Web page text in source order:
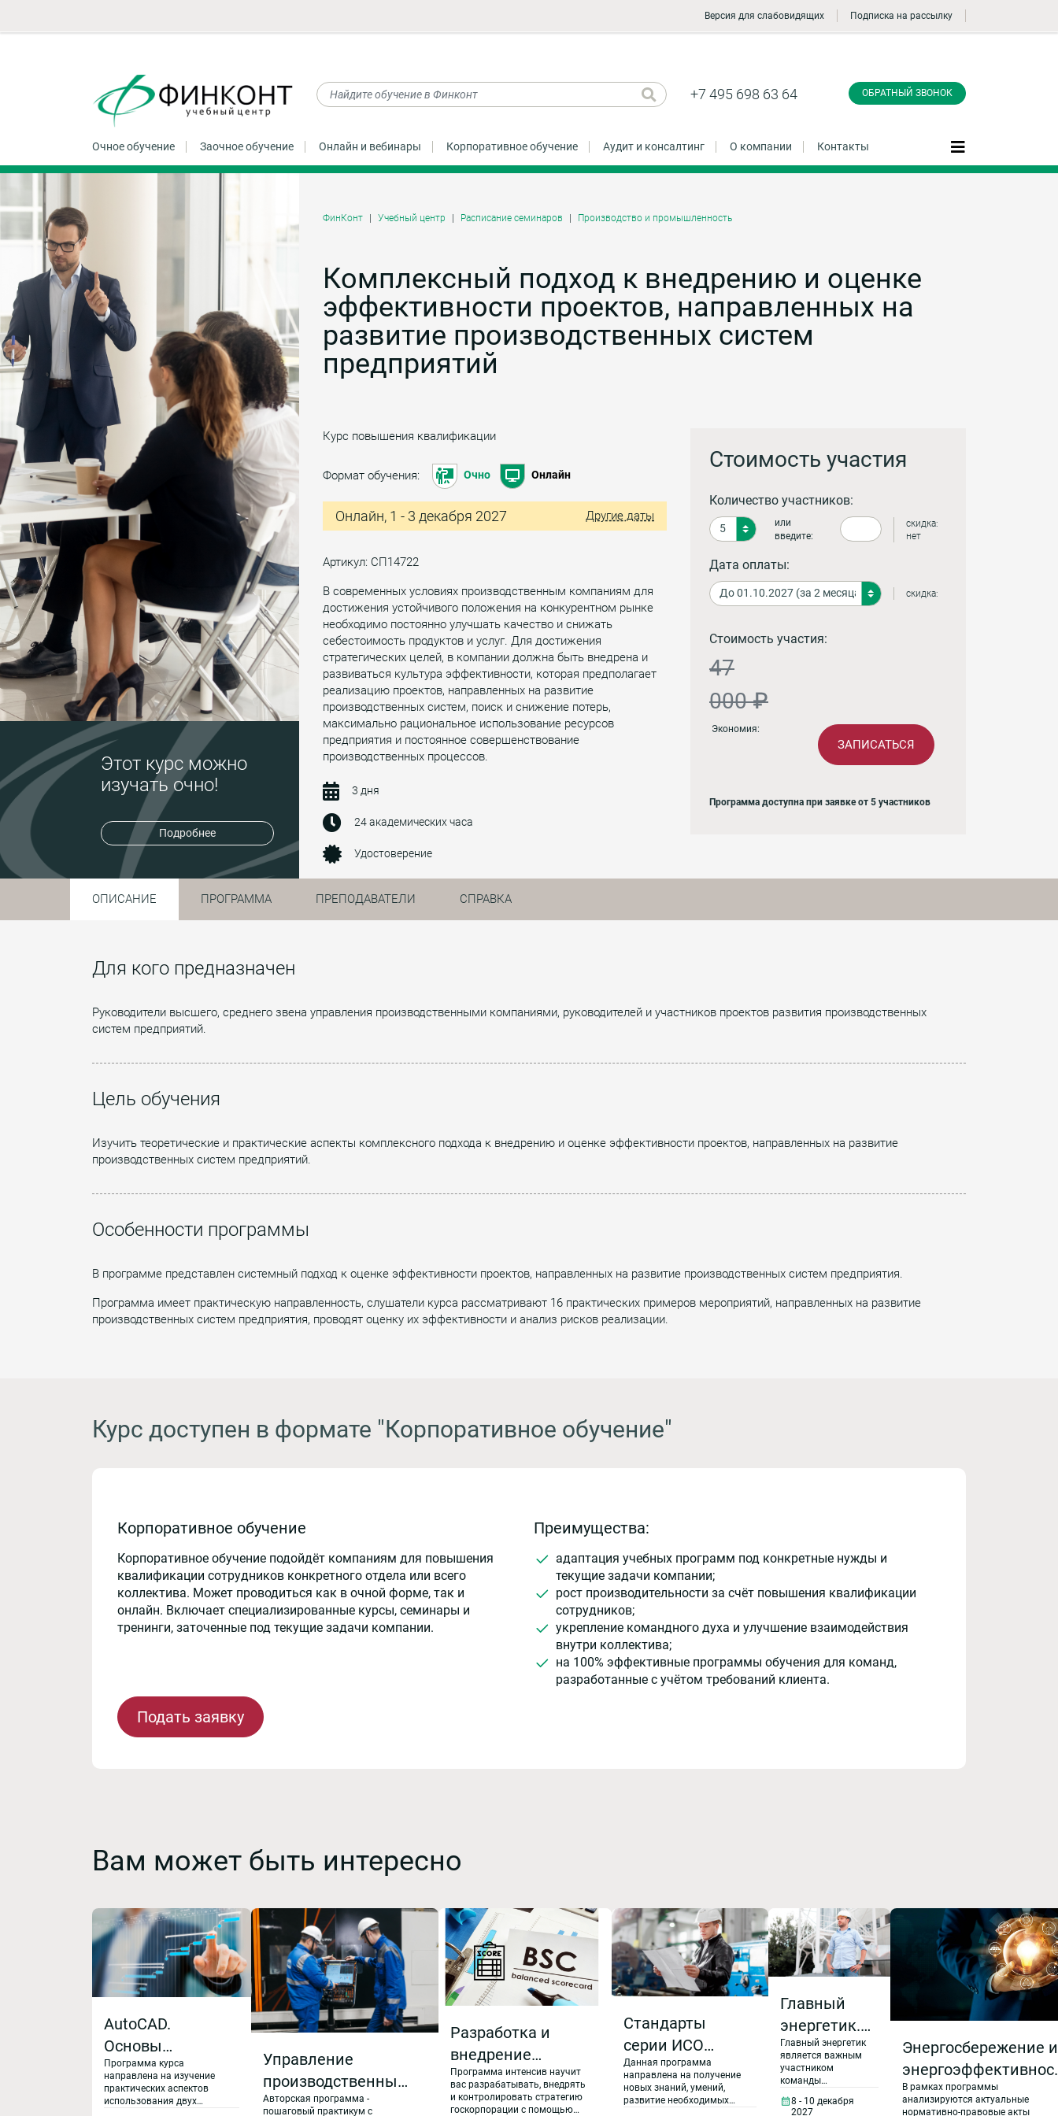
Версия для слабовидящих Подписка на рассылку
+7 495 698 63 64 ОБРАТНЫЙ ЗВОНОК
Очное обучение Заочное обучение Онлайн и вебинары Корпоративное обучение Аудит и консалтинг О компании Контакты
Этот курс можно
изучать очно!
Подробнее
ФинКонт Учебный центр Расписание семинаров Производство и промышленность
Комплексный подход к внедрению и оценке
эффективности проектов, направленных на
развитие производственных систем
предприятий
Курс повышения квалификации
Формат обучения: Очно Онлайн
Онлайн, 1 - 3 декабря 2027 Другие даты
Артикул: СП14722
В современных условиях производственным компаниям для
достижения устойчивого положения на конкурентном рынке
необходимо постоянно улучшать качество и снижать
себестоимость продуктов и услуг. Для достижения
стратегических целей, в компании должна быть внедрена и
развиваться культура эффективности, которая предполагает
реализацию проектов, направленных на развитие
производственных систем, поиск и снижение потерь,
максимально рациональное использование ресурсов
предприятия и постоянное совершенствование
производственных процессов.
3 дня
24 академических часа
Удостоверение
Стоимость участия
Количество участников:
или
введите:
скидка:
нет
Дата оплаты:
скидка:
Стоимость участия:
47
000 ₽
Экономия:
ЗАПИСАТЬСЯ
Программа доступна при заявке от 5 участников
ОПИСАНИЕ ПРОГРАММА ПРЕПОДАВАТЕЛИ СПРАВКА
Для кого предназначен
Руководители высшего, среднего звена управления производственными компаниями, руководителей и участников проектов развития производственных
систем предприятий.
Цель обучения
Изучить теоретические и практические аспекты комплексного подхода к внедрению и оценке эффективности проектов, направленных на развитие
производственных систем предприятий.
Особенности программы
В программе представлен системный подход к оценке эффективности проектов, направленных на развитие производственных систем предприятия.
Программа имеет практическую направленность, слушатели курса рассматривают 16 практических примеров мероприятий, направленных на развитие
производственных систем предприятия, проводят оценку их эффективности и анализ рисков реализации.
Курс доступен в формате "Корпоративное обучение"
Корпоративное обучение
Корпоративное обучение подойдёт компаниям для повышения
квалификации сотрудников конкретного отдела или всего
коллектива. Может проводиться как в очной форме, так и
онлайн. Включает специализированные курсы, семинары и
тренинги, заточенные под текущие задачи компании.
Подать заявку
Преимущества:
адаптация учебных программ под конкретные нужды и
текущие задачи компании;
рост производительности за счёт повышения квалификации
сотрудников;
укрепление командного духа и улучшение взаимодействия
внутри коллектива;
на 100% эффективные программы обучения для команд,
разработанные с учётом требований клиента.
Вам может быть интересно
AutoCAD.
Основы
проектирования.
Переход от
Программа курса
направлена на изучение
практических аспектов
использования двух
Управление
производственными
процессами.
Авторская программа -
пошаговый практикум с
Разработка и
внедрение
стратегии
развития
Программа интенсив научит
вас разрабатывать, внедрять
и контролировать стратегию
госкорпорации с помощью
Стандарты
серии ИСО
50000 Система
энергетического
менеджмента.
Данная программа
направлена на получение
новых знаний, умений,
развитие необходимых
Главный
энергетик.
Управление
службой
главного
Главный энергетик
является важным
участником
команды
производством.
8 - 10 декабря
2027
Энергосбережение и
на предприятии в
В рамках программы
анализируются актуальные
нормативно-правовые акты
звонок
Заказать